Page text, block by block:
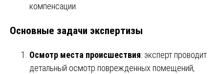
компенсации.
Основные задачи экспертизы
Осмотр места происшествия: эксперт проводит
детальный осмотр поврежденных помещений,